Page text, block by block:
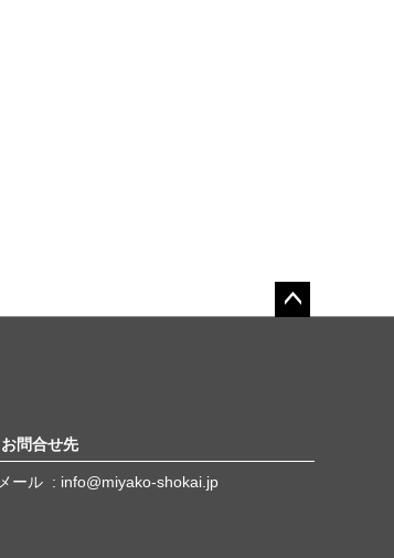
お問合せ先
メール info@miyako-shokai.jp